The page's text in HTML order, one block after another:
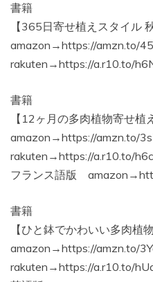
書籍
【365日寄せ植えスタイル
amazon→https://amzn.to/
rakuten→https://a.r10.to/
書籍
【12ヶ月の多肉植物寄せ植
amazon→https://amzn.to/
rakuten→https://a.r10.to/
フランス語版
書籍
【ひと鉢でかわいい多肉植
amazon→https://amzn.to/
rakuten→https://a.r10.to/